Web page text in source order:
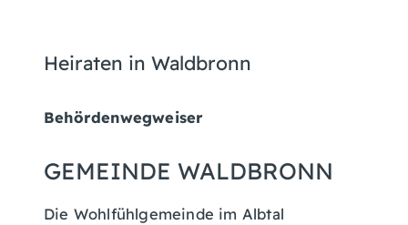
Heiraten in Waldbronn
Behördenwegweiser
GEMEINDE WALDBRONN
Die Wohlfühlgemeinde im Albtal